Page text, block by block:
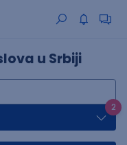
u Srbiji
2